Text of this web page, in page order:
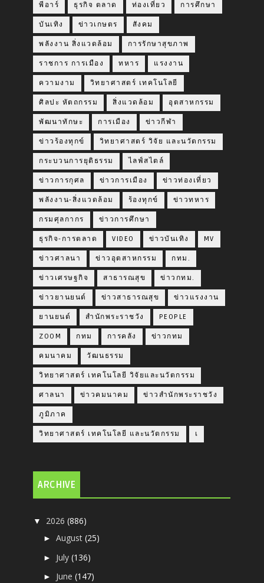
พีอาร์ ธุรกิจ ตลาด ท่องเที่ยว การศึกษา
บันเทิง ข่าวเกษตร สังคม
พลังงาน สิ่งแวดล้อม การรักษาสุขภาพ
ราชการ การเมือง ทหาร แรงงาน
ความงาม วิทยาศาสตร์ เทคโนโลยี
ศิลปะ หัตถกรรม สิ่งแวดล้อม อุตสาหกรรม
พัฒนาทักษะ การเมือง ข่าวกีฬา
ข่าวร้องทุกข์ วิทยาศาสตร์ วิจัย และนวัตกรรม
กระบวนการยุติธรรม ไลฟ์สไตล์
ข่าวการกุศล ข่าวการเมือง ข่าวท่องเที่ยว
พลังงาน-สิ่งแวดล้อม ร้องทุกข์ ข่าวทหาร
กรมศุลกากร ข่าวการศึกษา
ธุรกิจ-การตลาด VIDEO ข่าวบันเทิง MV
ข่าวศาลนา ข่าวอุตสาหกรรม กทม.
ข่าวเศรษฐกิจ สาธารณสุข ข่าวกทม.
ข่าวยานยนต์ ข่าวสาธารณสุข ข่าวแรงงาน
ยานยนต์ สำนักพระราชวัง PEOPLE
ZOOM กทม การคลัง ข่าวกทม
คมนาคม วัฒนธรรม
วิทยาศาสตร์ เทคโนโลยี วิจัยและนวัตกรรม
ศาลนา ข่าวคมนาคม ข่าวสำนักพระราชวัง
ภูมิภาค
วิทยาศาสตร์ เทคโนโลยี และนวัตกรรม เ
ARCHIVE
▼ 2026(886)
►August(25)
► July(136)
► June(147)